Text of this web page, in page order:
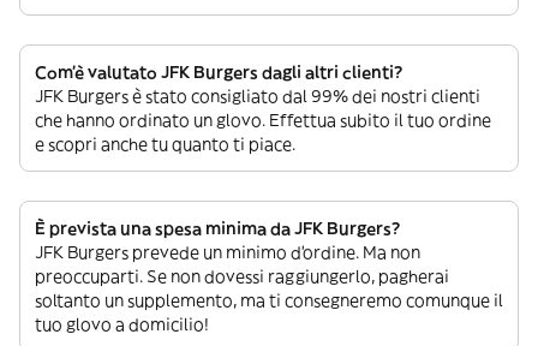
Com’è valutato JFK Burgers dagli altri clienti?
JFK Burgers è stato consigliato dal 99% dei nostri clienti
che hanno ordinato un glovo. Effettua subito il tuo ordine
e scopri anche tu quanto ti piace.
È prevista una spesa minima da JFK Burgers?
JFK Burgers prevede un minimo d’ordine. Ma non
preoccuparti. Se non dovessi raggiungerlo, pagherai
soltanto un supplemento, ma ti consegneremo comunque il
tuo glovo a domicilio!